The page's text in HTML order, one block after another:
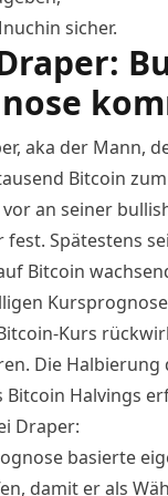
sicher.
aka der Mann,
Bitcoin
an seiner
fest. Spätestens
Bitcoin
Kurs
Die Halbierung
Bitcoin Halvings
Draper:
basierte
damit er als